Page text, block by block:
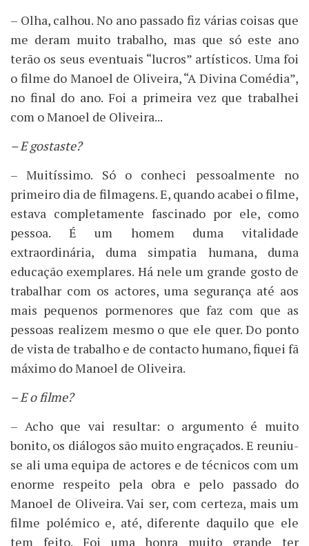
– Olha, calhou. No ano passado fiz várias coisas que
me deram muito trabalho, mas que só este ano
terão os seus eventuais “lucros” artísticos. Uma foi
o filme do Manoel de Oliveira, “A Divina Comédia”,
no final do ano. Foi a primeira vez que trabalhei
com o Manoel de Oliveira...
– E gostaste?
– Muitíssimo. Só o conheci pessoalmente no
primeiro dia de filmagens. E, quando acabei o filme,
estava completamente fascinado por ele, como
pessoa. É um homem duma vitalidade
extraordinária, duma simpatia humana, duma
educação exemplares. Há nele um grande gosto de
trabalhar com os actores, uma segurança até aos
mais pequenos pormenores que faz com que as
pessoas realizem mesmo o que ele quer. Do ponto
de vista de trabalho e de contacto humano, fiquei fã
máximo do Manoel de Oliveira.
– E o filme?
– Acho que vai resultar: o argumento é muito
bonito, os diálogos são muito engraçados. E reuniu-
se ali uma equipa de actores e de técnicos com um
enorme respeito pela obra e pelo passado do
Manoel de Oliveira. Vai ser, com certeza, mais um
filme polémico e, até, diferente daquilo que ele
tem feito. Foi uma honra muito grande ter